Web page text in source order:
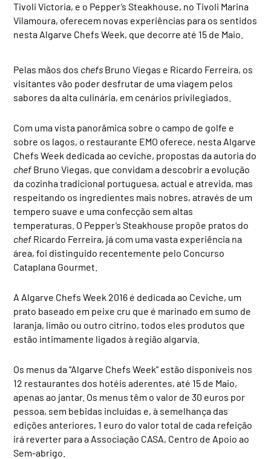
Tivoli Victoria, e o Pepper’s Steakhouse, no Tivoli Marina
Vilamoura, oferecem novas experiências para os sentidos
nesta Algarve Chefs Week, que decorre até 15 de Maio.
Pelas mãos dos chefs Bruno Viegas e Ricardo Ferreira, os
visitantes vão poder desfrutar de uma viagem pelos
sabores da alta culinária, em cenários privilegiados.
Com uma vista panorâmica sobre o campo de golfe e
sobre os lagos, o restaurante EMO oferece, nesta Algarve
Chefs Week dedicada ao ceviche, propostas da autoria do
chef Bruno Viegas, que convidam a descobrir a evolução
da cozinha tradicional portuguesa, actual e atrevida, mas
respeitando os ingredientes mais nobres, através de um
tempero suave e uma confecção sem altas
temperaturas. O Pepper’s Steakhouse propõe pratos do
chef Ricardo Ferreira, já com uma vasta experiência na
área, foi distinguido recentemente pelo Concurso
Cataplana Gourmet.
A Algarve Chefs Week 2016 é dedicada ao Ceviche, um
prato baseado em peixe cru que é marinado em sumo de
laranja, limão ou outro citrino, todos eles produtos que
estão intimamente ligados à região algarvia.
Os menus da “Algarve Chefs Week” estão disponíveis nos
12 restaurantes dos hotéis aderentes, até 15 de Maio,
apenas ao jantar. Os menus têm o valor de 30 euros por
pessoa, sem bebidas incluídas e, à semelhança das
edições anteriores, 1 euro do valor total de cada refeição
irá reverter para a Associação CASA, Centro de Apoio ao
Sem-abrigo.